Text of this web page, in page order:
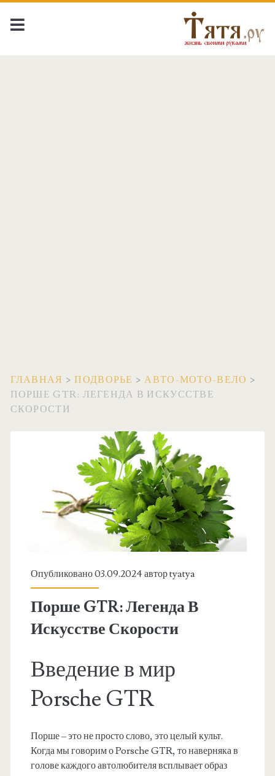
ГЛАВНАЯ >ПОДВОРЬЕ >АВТО-МОТО-ВЕЛО >
ПОРШЕ GTR: ЛЕГЕНДА В ИСКУССТВЕ
СКОРОСТИ
Опубликовано 03.09.2024 авторtyatya
Порше GTR: Легенда В
Искусстве Скорости
Введение в мир
Porsche GTR
Порше – это не просто слово, это целый культ.
Когда мы говорим о Porsche GTR, то наверняка в
голове каждого автолюбителя всплывает образ